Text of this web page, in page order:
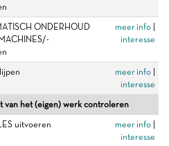
ONDERHOUD
meer info
interesse
meer info
interesse
het (eigen) werk controleren
uitvoeren meer info
interesse